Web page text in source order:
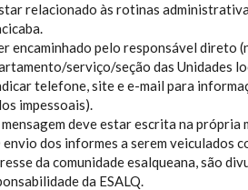
relacionado às rotinas
encaminhado pelo responsável direto
serviço/seção das Unidades
telefone, site e e-mail para
impessoais).
mensagem deve estar escrita na
envio dos informes a serem veiculados
da comunidade esalqueana, são
da ESALQ.